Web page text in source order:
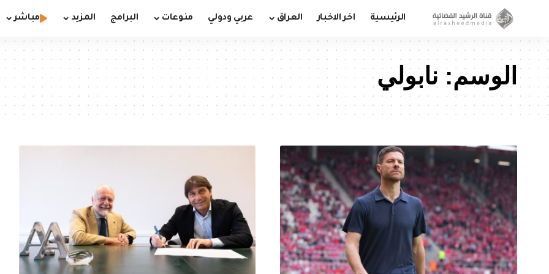
الرئيسية اخر الاخبار العراق عربي ودولي منوعات البرامج المزيد مباشر
الوسم: نابولي